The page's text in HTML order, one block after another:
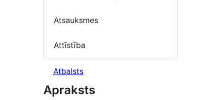
Atsauksmes
Attīstība
Atbalsts
Apraksts